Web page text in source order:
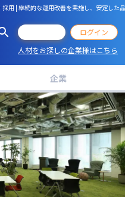
用 | 継続的な運用改善を実施し、安定し
ログイン
人材をお探しの企業様はこちら
企業